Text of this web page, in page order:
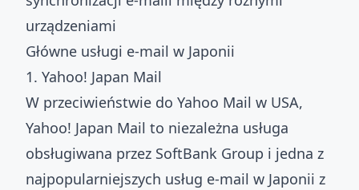
urządzeniami
Główne usługi e-mail w Japonii
1. Yahoo! Japan Mail
W przeciwieństwie do Yahoo Mail w USA,
Yahoo! Japan Mail to niezależna usługa
obsługiwana przez SoftBank Group i jedna z
najpopularniejszych usług e-mail w Japonii z